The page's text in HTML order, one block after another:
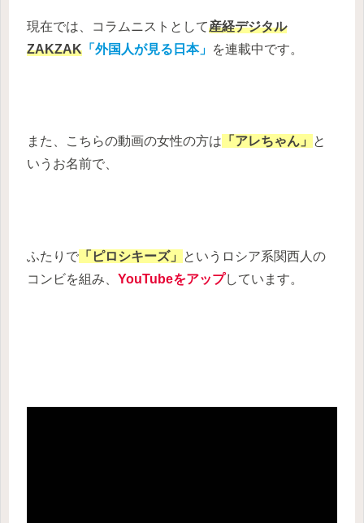
現在では、コラムニストとして産経デジタル
ZAKZAK 「外国人が見る日本」 を連載中です。
また、こちらの動画の女性の方は 「アレちゃん」
と
いうお名前で、
ふたりで 「ピロシキーズ」
というロシア系関西人の
コンビを組み、 YouTubeをアップしています。